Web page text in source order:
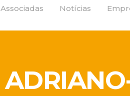
Associadas Notícias